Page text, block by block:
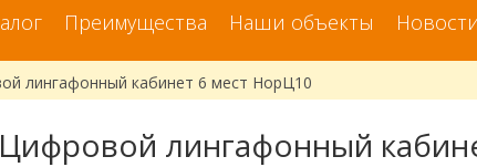
Преимущества Наши объекты Новости
лингафонный кабинет 6 мест НорЦ10
Цифровой лингафонный